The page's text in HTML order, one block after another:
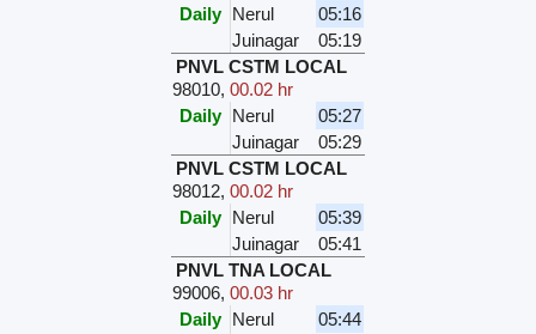
Daily Nerul
05:16
Juinagar
05:19
PNVL CSTM LOCAL
98010,00.02 hr
Daily Nerul
05:27
Juinagar
05:29
PNVL CSTM LOCAL
98012,00.02 hr
Daily Nerul
05:39
Juinagar
05:41
PNVL TNA LOCAL
99006,00.03 hr
Daily Nerul
05:44